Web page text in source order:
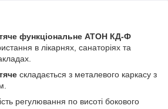
функціональне АТОН КД-Ф
в лікарнях, санаторіях та
складається з металевого каркасу з
регулювання по висоті бокового